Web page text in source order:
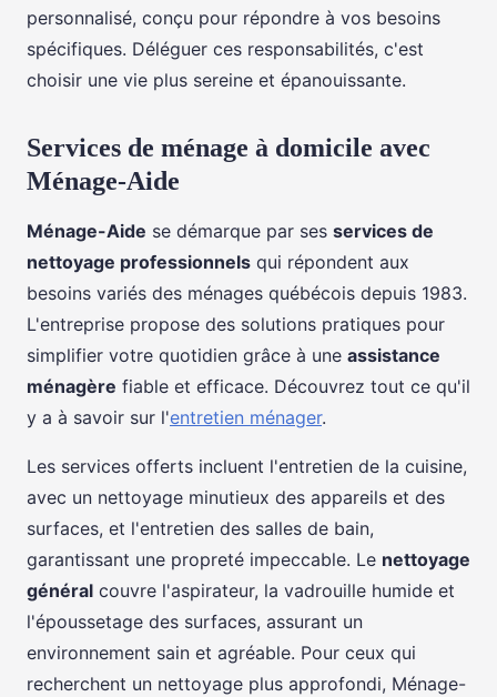
personnalisé, conçu pour répondre à vos besoins
spécifiques. Déléguer ces responsabilités, c'est
choisir une vie plus sereine et épanouissante.
Services de ménage à domicile avec
Ménage-Aide
Ménage-Aide se démarque par ses services de
nettoyage professionnels qui répondent aux
besoins variés des ménages québécois depuis 1983.
L'entreprise propose des solutions pratiques pour
simplifier votre quotidien grâce à une assistance
ménagère fiable et efficace. Découvrez tout ce qu'il
y a à savoir sur l'entretien ménager.
Les services offerts incluent l'entretien de la cuisine,
avec un nettoyage minutieux des appareils et des
surfaces, et l'entretien des salles de bain,
garantissant une propreté impeccable. Le nettoyage
général couvre l'aspirateur, la vadrouille humide et
l'époussetage des surfaces, assurant un
environnement sain et agréable. Pour ceux qui
recherchent un nettoyage plus approfondi, Ménage-